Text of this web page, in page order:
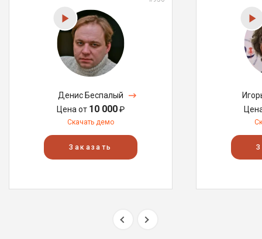
Денис Беспалый
Цена от 10 000₽
Скачать демо
Заказать